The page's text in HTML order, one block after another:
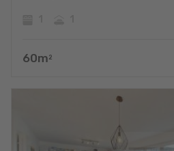
60m 2